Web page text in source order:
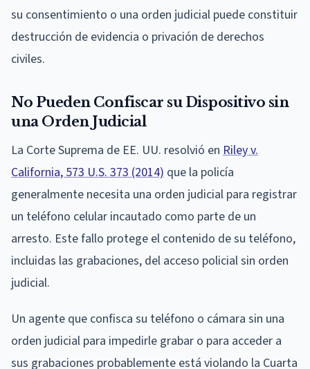
su consentimiento o una orden judicial puede constituir
destrucción de evidencia o privación de derechos
civiles.
No Pueden Confiscar su Dispositivo sin
una Orden Judicial
La Corte Suprema de EE. UU. resolvió en Riley v.
California, 573 U.S. 373 (2014) que la policía
generalmente necesita una orden judicial para registrar
un teléfono celular incautado como parte de un
arresto. Este fallo protege el contenido de su teléfono,
incluidas las grabaciones, del acceso policial sin orden
judicial.
Un agente que confisca su teléfono o cámara sin una
orden judicial para impedirle grabar o para acceder a
sus grabaciones probablemente está violando la Cuarta